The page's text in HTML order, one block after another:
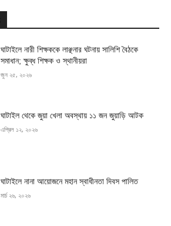
ঘাটাইলে নারী শিক্ষককে লাঞ্ছনার ঘটনায় সালিশি বৈঠকে
সমাধান; ক্ষুব্ধ শিক্ষক ও স্থানীয়রা
জুন ২৫, ২০২৬
ঘাটাইল থেকে জুয়া খেলা অবস্থায় ১১ জন জুয়াড়ি আটক
এপ্রিল ১২, ২০২৬
ঘাটাইলে নানা আয়োজনে মহান স্বাধীনতা দিবস পালিত
মার্চ ২৬, ২০২৬